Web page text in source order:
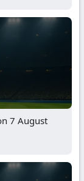
7 August